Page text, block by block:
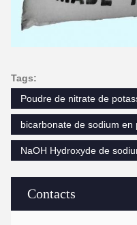
Contacts
Tags:
Poudre de nitrate de
bicarbonate de sodium
NaOH Hydroxyde de